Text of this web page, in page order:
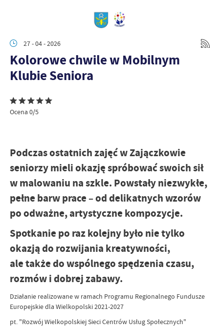
27 - 04 - 2026
Kolorowe chwile w Mobilnym
Klubie Seniora
Ocena 0/5
Podczas ostatnich zajęć w Zajączkowie
seniorzy mieli okazję spróbować swoich sił
w malowaniu na szkle. Powstały niezwykłe,
pełne barw prace – od delikatnych wzorów
po odważne, artystyczne kompozycje.
Spotkanie po raz kolejny było nie tylko
okazją do rozwijania kreatywności,
ale także do wspólnego spędzenia czasu,
rozmów i dobrej zabawy.
Działanie realizowane w ramach Programu Regionalnego Fundusze
Europejskie dla Wielkopolski 2021-2027
pt. "Rozwój Wielkopolskiej Sieci Centrów Usług Społecznych"